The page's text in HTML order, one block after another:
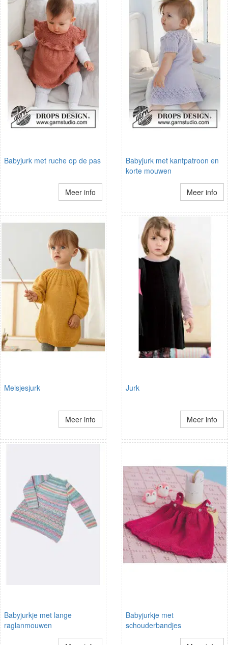
Babyjurk met ruche op de pas
Meer info
Babyjurk met kantpatroon en
korte mouwen
Meer info
Meisjesjurk
Meer info
Jurk
Meer info
Babyjurkje met lange
raglanmouwen
Babyjurkje met
schouderbandjes